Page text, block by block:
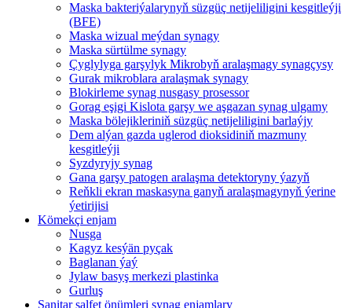
Maska bakteriýalarynyň süzgüç netijeliligini kesgitleýji
(BFE)
Maska wizual meýdan synagy
Maska sürtülme synagy
Çyglylyga garşylyk Mikrobyň aralaşmagy synagçysy
Gurak mikroblara aralaşmak synagy
Blokirleme synag nusgasy prosessor
Gorag eşigi Kislota garşy we aşgazan synag ulgamy
Maska bölejikleriniň süzgüç netijeliligini barlaýjy
Dem alýan gazda uglerod dioksidiniň mazmuny
kesgitleýji
Syzdyryjy synag
Gana garşy patogen aralaşma detektoryny ýazyň
Reňkli ekran maskasyna ganyň aralaşmagynyň ýerine
ýetirijisi
Kömekçi enjam
Nusga
Kagyz kesýän pyçak
Baglanan ýaý
Jylaw basyş merkezi plastinka
Gurluş
Sanitar salfet önümleri synag enjamlary